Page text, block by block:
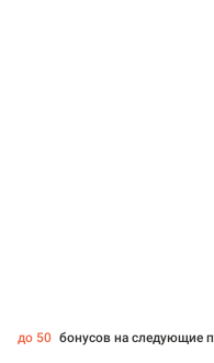
до 50 бонусов на следующие